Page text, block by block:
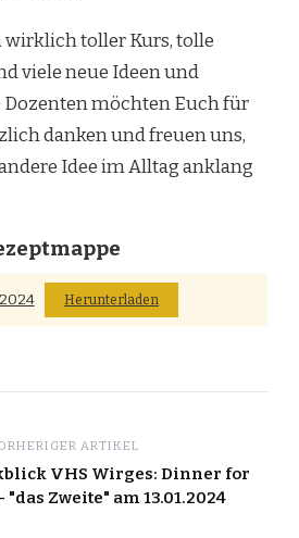
wirklich toller Kurs, tolle
viele neue Ideen und
Dozenten möchten Euch für
danken und freuen uns,
Idee im Alltag anklang
Herunterladen
ARTIKEL
VHS Wirges: Dinner for
"das Zweite" am 13.01.2024